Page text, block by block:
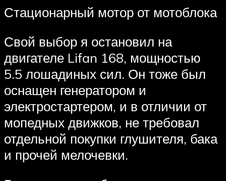
Стационарный мотор от мотоблока
Свой выбор я остановил на
двигателе Lifan 168, мощностью
5.5 лошадиных сил. Он тоже был
оснащен генератором и
электростартером, и в отличии от
мопедных движков, не требовал
отдельной покупки глушителя, бака
и прочей мелочевки.